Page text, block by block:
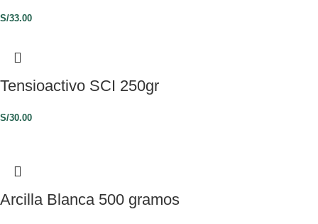
S/33.00
Tensioactivo SCI 250gr
S/30.00
Arcilla Blanca 500 gramos